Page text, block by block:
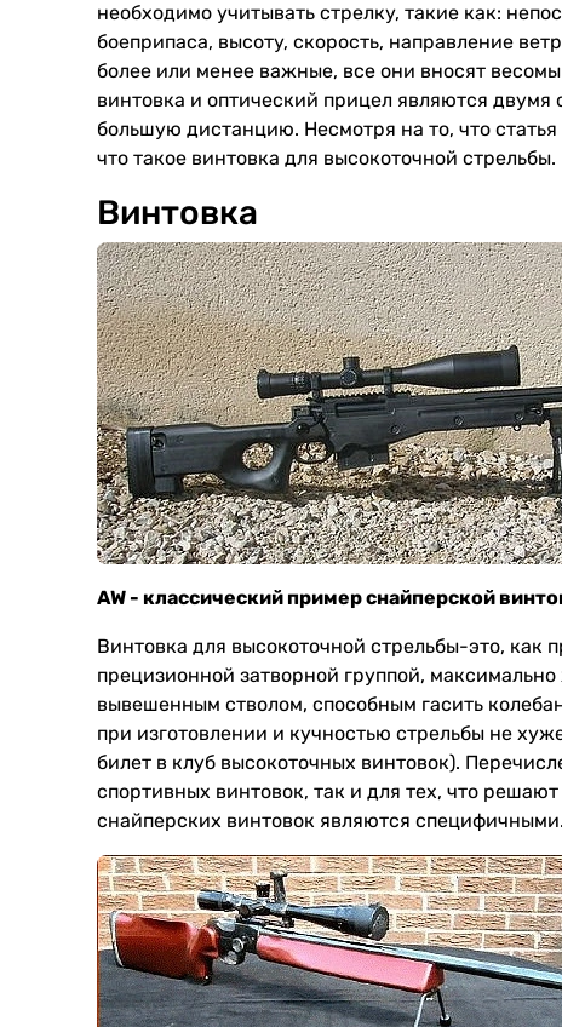
необходимо учитывать стрелку, такие как:
боеприпаса, высоту, скорость, направление
более или менее важные, все они вносят
винтовка и оптический прицел являются
большую дистанцию. Несмотря на то, что
что такое винтовка для высокоточной стрельбы.
Винтовка
AW - классический пример снайперской
Винтовка для высокоточной стрельбы-это, как
прецизионной затворной группой,
вывешенным стволом, способным гасить
при изготовлении и кучностью стрельбы не
билет в клуб высокоточных винтовок).
спортивных винтовок, так и для тех, что
снайперских винтовок являются специфичными.